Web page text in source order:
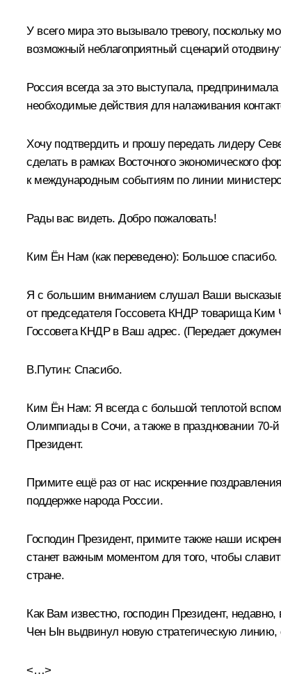
У всего мира это вызывало тревогу, поскольку
возможный неблагоприятный сценарий
Россия всегда за это выступала,
необходимые действия для налаживания
Хочу подтвердить и прошу передать лидеру
сделать в рамках Восточного экономического
к международным событиям по линии
Рады вас видеть. Добро пожаловать!
Ким Ён Нам (как переведено): Большое спасибо.
Я с большим вниманием слушал Ваши
от председателя Госсовета КНДР товарища
Госсовета КНДР в Ваш адрес. (Передает
В.Путин: Спасибо.
Ким Ён Нам: Я всегда с большой теплотой
Олимпиады в Сочи, а также в праздновании 70-
Президент.
Примите ещё раз от нас искренние
поддержке народа России.
Господин Президент, примите также наши
станет важным моментом для того, чтобы
стране.
Как Вам известно, господин Президент,
Чен Ын выдвинул новую стратегическую линию,
<…>